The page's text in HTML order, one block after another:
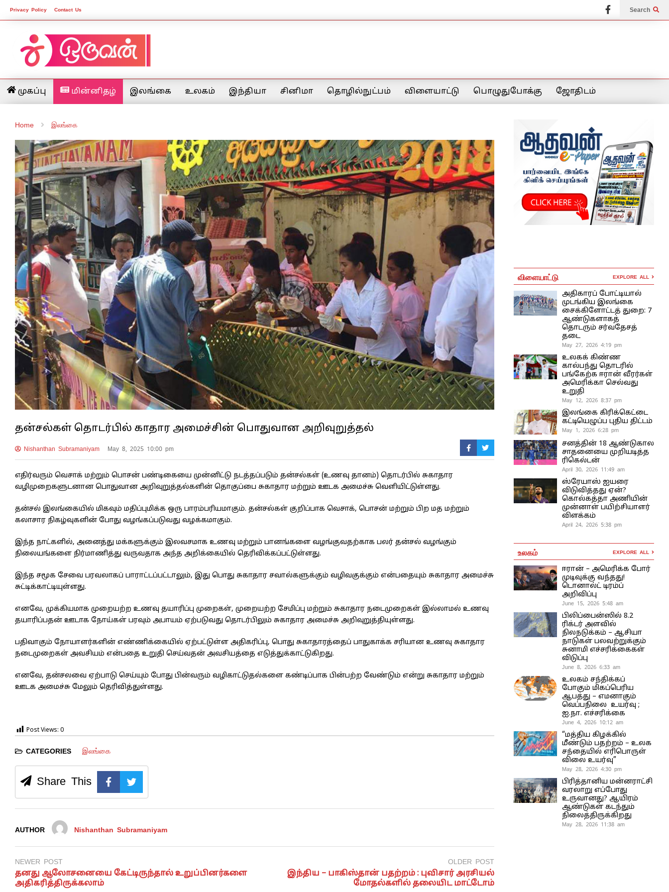
Privacy Policy Contact Us Search
முகப்பு மின்னிதழ் இலங்கை உலகம் இந்தியா சினிமா தொழில்நுட்பம் விளையாட்டு பொழுதுபோக்கு ஜோதிடம்
Home இலங்கை
தன்சல்கள் தொடர்பில் காதார அமைச்சின் பொதுவான அறிவுறுத்தல்
Nishanthan Subramaniyam May 8, 2025 10:00 pm
எதிர்வரும் வெசாக் மற்றும் பொசன் பண்டிகையை முன்னிட்டு நடத்தப்படும் தன்சல்கள் (உணவு தானம்) தொடர்பில் சுகாதார
வழிமுறைகளுடனான பொதுவான அறிவுறுத்தல்களின் தொகுப்பை சுகாதார மற்றும் ஊடக அமைச்சு வெளியிட்டுள்ளது.
தன்சல் இலங்கையில் மிகவும் மதிப்புமிக்க ஒரு பாரம்பரியமாகும். தன்சல்கள் குறிப்பாக வெசாக், பொசன் மற்றும் பிற மத மற்றும்
கலாசார நிகழ்வுகளின் போது வழங்கப்படுவது வழக்கமாகும்.
இந்த நாட்களில், அனைத்து மக்களுக்கும் இலவசமாக உணவு மற்றும் பானங்களை வழங்குவதற்காக பலர் தன்சல் வழங்கும்
நிலையங்களை நிர்மாணித்து வருவதாக அந்த அறிக்கையில் தெரிவிக்கப்பட்டுள்ளது.
இந்த சமூக சேவை பரவலாகப் பாராட்டப்பட்டாலும், இது பொது சுகாதார சவால்களுக்கும் வழிவகுக்கும் என்பதையும் சுகாதார அமைச்சு
சுட்டிக்காட்டியுள்ளது.
எனவே, முக்கியமாக முறையற்ற உணவு தயாரிப்பு முறைகள், முறையற்ற சேமிப்பு மற்றும் சுகாதார நடைமுறைகள் இல்லாமல் உணவு
தயாரிப்பதன் ஊடாக நோய்கள் பரவும் அபாயம் ஏற்படுவது தொடர்பிலும் சுகாதார அமைச்சு அறிவுறுத்தியுள்ளது.
பதிவாகும் நோயாளர்களின் எண்ணிக்கையில் ஏற்பட்டுள்ள அதிகரிப்பு, பொது சுகாதாரத்தைப் பாதுகாக்க சரியான உணவு சுகாதார
நடைமுறைகள் அவசியம் என்பதை உறுதி செய்வதன் அவசியத்தை எடுத்துக்காட்டுகிறது.
எனவே, தன்சலவை ஏற்பாடு செய்யும் போது பின்வரும் வழிகாட்டுதல்களை கண்டிப்பாக பின்பற்ற வேண்டும் என்று சுகாதார மற்றும்
ஊடக அமைச்சு மேலும் தெரிவித்துள்ளது.
Post Views: 0
CATEGORIES இலங்கை
Share This
AUTHOR Nishanthan Subramaniyam
NEWER POST
தனது ஆலோசனையை கேட்டிருந்தால் உறுப்பினர்களை
அதிகரித்திருக்கலாம்
OLDER POST
இந்திய – பாகிஸ்தான் பதற்றம் : புவிசார் அரசியல்
மோதல்களில் தலையிட மாட்டோம்
விளையாட்டு EXPLORE ALL
அதிகாரப் போட்டியால்
முடங்கிய இலங்கை
சைக்கிளோட்டத் துறை: 7
ஆண்டுகளாகத்
தொடரும் சர்வதேசத்
தடை
May 27, 2026 4:19 pm
உலகக் கிண்ண
கால்பந்து தொடரில்
பங்கேற்க ஈரான் வீரர்கள்
அமெரிக்கா செல்வது
உறுதி
May 12, 2026 8:37 pm
இலங்கை கிரிக்கெட்டை
கட்டியெழுப்ப புதிய திட்டம்
May 1, 2026 6:28 pm
சனத்தின் 18 ஆண்டுகால
சாதனையை முறியடித்த
ரிகெல்டன்
April 30, 2026 11:49 am
ஸ்ரேயாஸ் ஐயரை
விடுவித்தது ஏன்?
கொல்கத்தா அணியின்
முன்னாள் பயிற்சியாளர்
விளக்கம்
April 24, 2026 5:38 pm
உலகம் EXPLORE ALL
ஈரான் – அமெரிக்க போர்
முடிவுக்கு வந்தது!
டொனால்ட் டிரம்ப்
அறிவிப்பு
June 15, 2026 5:48 am
பிலிப்பைன்ஸில் 8.2
ரிக்டர் அளவில்
நிலநடுக்கம் – ஆசியா
நாடுகள் பலவற்றுக்கும்
சுனாமி எச்சரிக்கைகள்
விடுப்பு
June 8, 2026 6:33 am
உலகம் சந்திக்கப்
போகும் மிகப்பெரிய
ஆபத்து – எமனாகும்
வெப்பநிலை உயர்வு ;
ஐ.நா. எச்சரிக்கை
June 4, 2026 10:12 am
“மத்திய கிழக்கில்
மீண்டும் பதற்றம் – உலக
சந்தையில் எரிபொருள்
விலை உயர்வு”
May 28, 2026 4:30 pm
பிரித்தானிய மன்னராட்சி
வரலாறு எப்போது
உருவானது? ஆயிரம்
ஆண்டுகள் கடந்தும்
நிலைத்திருக்கிறது
May 28, 2026 11:38 am